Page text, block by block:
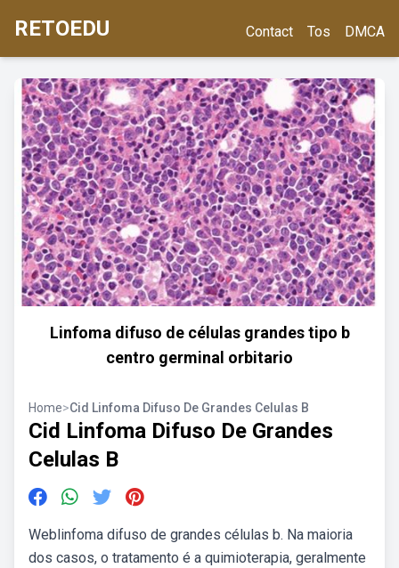
RETOEDU Contact Tos DMCA
Linfoma difuso de células grandes tipo b
centro germinal orbitario
Home>Cid Linfoma Difuso De Grandes Celulas B
Cid Linfoma Difuso De Grandes
Celulas B
Weblinfoma difuso de grandes células b. Na maioria
dos casos, o tratamento é a quimioterapia, geralmente